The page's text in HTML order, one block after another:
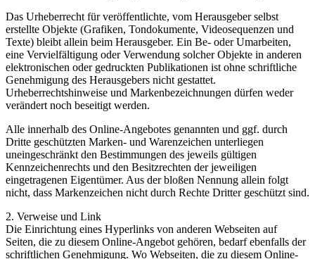
Das Urheberrecht für veröffentlichte, vom Herausgeber selbst
erstellte Objekte (Grafiken, Tondokumente, Videosequenzen und
Texte) bleibt allein beim Herausgeber. Ein Be- oder Umarbeiten,
eine Vervielfältigung oder Verwendung solcher Objekte in anderen
elektronischen oder gedruckten Publikationen ist ohne schriftliche
Genehmigung des Herausgebers nicht gestattet.
Urheberrechtshinweise und Markenbezeichnungen dürfen weder
verändert noch beseitigt werden.
Alle innerhalb des Online-Angebotes genannten und ggf. durch
Dritte geschützten Marken- und Warenzeichen unterliegen
uneingeschränkt den Bestimmungen des jeweils gültigen
Kennzeichenrechts und den Besitzrechten der jeweiligen
eingetragenen Eigentümer. Aus der bloßen Nennung allein folgt
nicht, dass Markenzeichen nicht durch Rechte Dritter geschützt sind.
2. Verweise und Link
Die Einrichtung eines Hyperlinks von anderen Webseiten auf
Seiten, die zu diesem Online-Angebot gehören, bedarf ebenfalls der
schriftlichen Genehmigung. Wo Webseiten, die zu diesem Online-